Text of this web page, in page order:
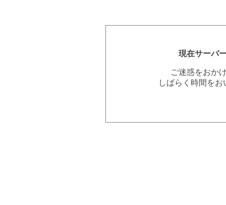
現在サーバ
ご迷惑をおか
しばらく時間を